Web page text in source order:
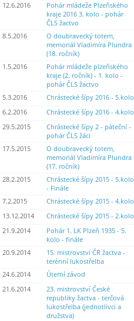
12.6.2016
Pohár mládeže Plzeňského
kraje 2016 3. kolo - pohár
ČLS žactvo
8.5.2016
O doubravecký totem,
memoriál Vladimíra Plundra
(18. ročník)
1.5.2016
Pohár mládeže plzeňského
kraje (2. ročník) - 1. kolo -
pohár ČLS žactvo
5.3.2016 Chrástecké šípy 2016 - 5.kolo
6.2.2016
Chrástecké šípy 2016 - 4.kolo
29.5.2015
Chrástecké šípy 2 - páteční -
pohár ČLS žáci
17.5.2015
O doubravecký totem,
memoriál Vladimíra Plundra
(17. ročník)
28.2.2015
Chrástecké šípy 2015 - 5.kolo
- Finále
7.2.2015 Chrástecké šípy 2015 - 4.kolo
13.12.2014
Chrástecké šípy 2015 - 2.kolo
21.9.2014
Pohár 1. LK Plzeň 1935 - 5.
kolo - finále
20.9.2014
15. mistrovství ČR žactva -
terénní lukostřelba
24.6.2014 Úterní závod
21.6.2014
23. mistrovství České
republiky žactva - terčová
lukostřelba (jednotlivci a
družstva)